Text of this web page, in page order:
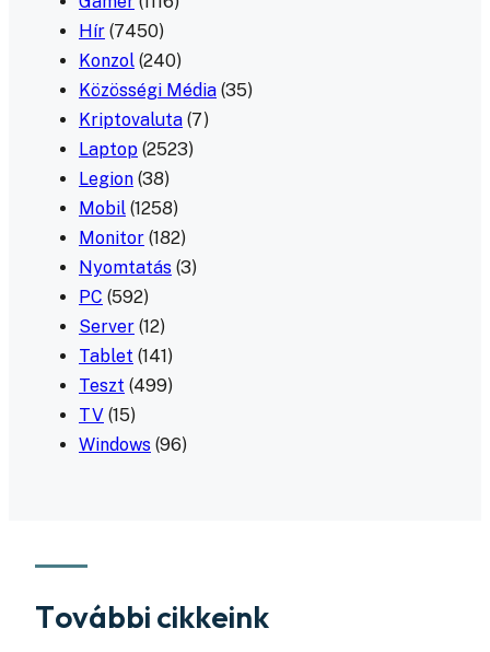
Hír (7450)
Konzol (240)
Közösségi Média (35)
Kriptovaluta (7)
Laptop (2523)
Legion (38)
Mobil (1258)
Monitor (182)
Nyomtatás (3)
PC (592)
Server (12)
Tablet (141)
Teszt (499)
TV (15)
Windows (96)
További cikkeink